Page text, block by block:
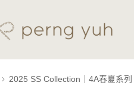
2025 SS Collection｜4A春夏系列